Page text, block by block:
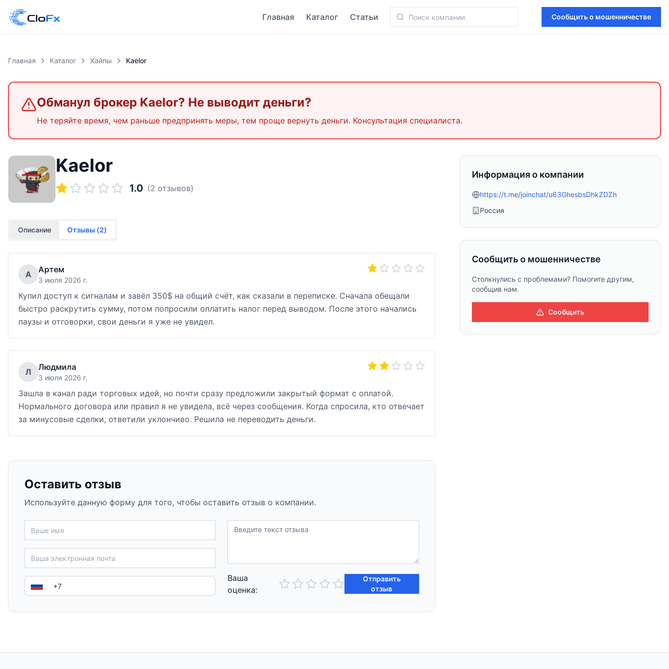
Главная Каталог Статьи Сообщить о мошенничестве
Главная Каталог Хайпы Kaelor
Обманул брокер Kaelor? Не выводит деньги?
Не теряйте время, чем раньше предпринять меры, тем проще вернуть деньги. Консультация специалиста.
Kaelor
1.0 (2 отзывов)
Описание Отзывы (2)
А Артем
3 июля 2026 г.
Купил доступ к сигналам и завёл 350$ на общий счёт, как сказали в переписке. Сначала обещали
быстро раскрутить сумму, потом попросили оплатить налог перед выводом. После этого начались
паузы и отговорки, свои деньги я уже не увидел.
Л Людмила
3 июля 2026 г.
Зашла в канал ради торговых идей, но почти сразу предложили закрытый формат с оплатой.
Нормального договора или правил я не увидела, всё через сообщения. Когда спросила, кто отвечает
за минусовые сделки, ответили уклончиво. Решила не переводить деньги.
Оставить отзыв
Используйте данную форму для того, чтобы оставить отзыв о компании.
Ваша
оценка:
Отправить
отзыв
Информация о компании
https://t.me/joinchat/u63GhesbsDhkZDZh
Россия
Сообщить о мошенничестве
Столкнулись с проблемами? Помогите другим,
сообщив нам.
Сообщить